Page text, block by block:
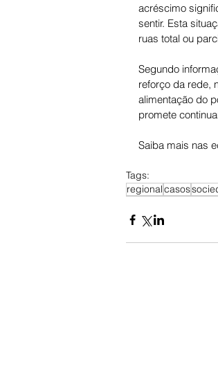
acréscimo
sentir. Esta
ruas total ou
Segundo
reforço da rede,
alimentação do
promete
Saiba mais nas
Tags:
regionalcasos